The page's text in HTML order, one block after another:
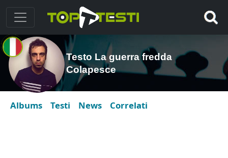
Testo La guerra fredda
Colapesce
Albums Testi News Correlati